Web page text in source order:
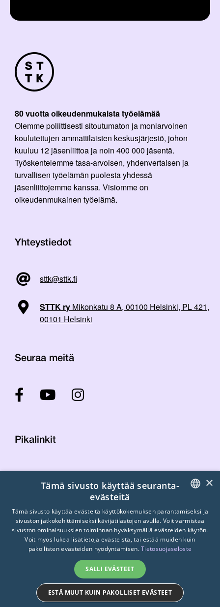
80 vuotta oikeudenmukaista työelämää
Olemme poliittisesti sitoutumaton ja moniarvoinen
koulutettujen ammattilaisten keskusjärjestö, johon
kuuluu 12 jäsenliittoa ja noin 400 000 jäsentä.
Työskentelemme tasa-arvoisen, yhdenvertaisen ja
turvallisen työelämän puolesta yhdessä
jäsenliittojemme kanssa. Visiomme on
oikeudenmukainen työelämä.
Yhteystiedot
sttk@sttk.fi
STTK ry Mikonkatu 8 A, 00100 Helsinki, PL 421,
00101 Helsinki
Seuraa meitä
Pikalinkit
Laskutustiedot
Tietosuojaseloste
Turvallisemman tilan periaatteet
© 2026 STTK. Made with ❤ byAvoin.Systems
FINNISH
SWEDISH
×
Tämä sivusto käyttää seuranta-
evästeitä
Tämä sivusto käyttää evästeitä käyttökokemuksen parantamiseksi ja
sivuston jatkokehittämiseksi kävijätilastojen avulla. Voit varmistaa
sivuston ominaisuuksien toiminnan hyväksymällä evästeiden käytön.
Voit myös lukea lisätietoja evästeistä, tai estää muiden kuin
pakollisten evästeiden hyödyntämisen.Tietosuojaseloste
SALLI EVÄSTEET
ESTÄ MUUT KUIN PAKOLLISET EVÄSTEET